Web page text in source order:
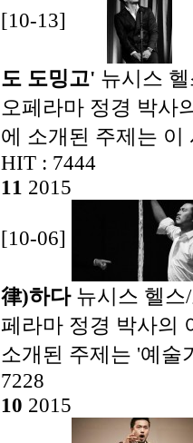
[10-13]
도 도밍고' 뉴시스
오페라마 정경 박사
에 소개된 주제는
HIT : 7444
11 2015
[10-06]
律)하다 뉴시스 헬
페라마 정경 박사의
소개된 주제는 '예
7228
10 2015